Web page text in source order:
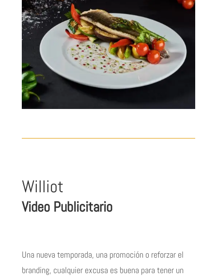
Williot
Video Publicitario
Una nueva temporada, una promoción o reforzar el
branding, cualquier excusa es buena para tener un